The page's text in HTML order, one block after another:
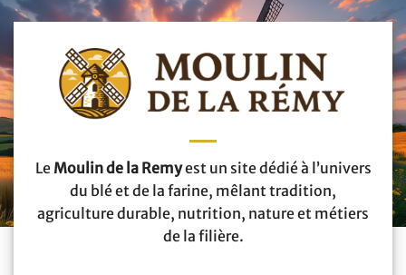
Le Moulin de la Remyest un site dédié à l’univers
du blé et de la farine, mêlant tradition,
agriculture durable, nutrition, nature et métiers
de la filière.